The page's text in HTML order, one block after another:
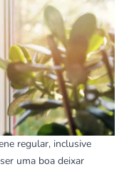
regular, inclusive
uma boa deixar